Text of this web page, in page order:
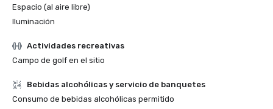
Espacio (al aire libre)
Iluminación
Actividades recreativas
Campo de golf en el sitio
Bebidas alcohólicas y servicio de banquetes
Consumo de bebidas alcohólicas permitido